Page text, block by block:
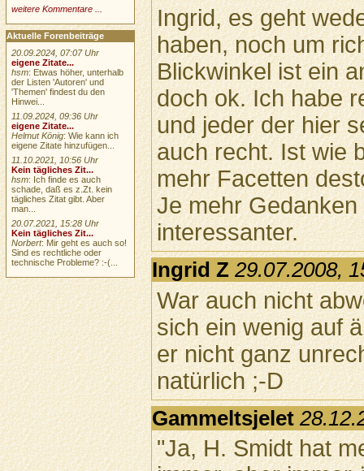
Ingrid, es geht
haben, noch um
Blickwinkel ist ein
doch ok. Ich habe
und jeder der hier
auch recht. Ist wie
mehr Facetten
Je mehr
interessanter.
Ingrid Z 29.07.2008,
War auch nicht
sich ein wenig auf
er nicht ganz
natürlich ;-D
Gammeltsjelet
"Ja, H. Smidt hat
weitere Kommentare ...
Aktuelle Forenbeiträge
20.09.2024, 07:07 Uhr
eigene Zitate...
hsm: Etwas höher, unterhalb
der Listen 'Autoren' und
'Themen' findest du den
Hinwei...
11.09.2024, 09:36 Uhr
eigene Zitate...
Helmut König: Wie kann ich
eigene Zitate hinzufügen...
11.10.2021, 10:56 Uhr
Kein tägliches Zit...
hsm: Ich finde es auch
schade, daß es z.Zt. kein
tägliches Zitat gibt. Aber
man...
20.07.2021, 15:28 Uhr
Kein tägliches Zit...
Norbert: Mir geht es auch so!
Sind es rechtliche oder
technische Probleme? :-(...